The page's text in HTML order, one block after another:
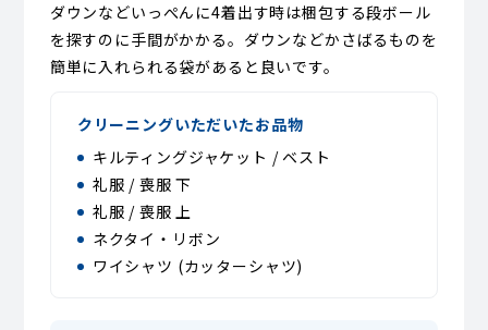
ダウンなどいっぺんに4着出す時は梱包する段ボール
を探すのに手間がかかる。ダウンなどかさばるものを
簡単に入れられる袋があると良いです。
クリーニングいただいたお品物
キルティングジャケット / ベスト
礼服 / 喪服 下
礼服 / 喪服 上
ネクタイ・リボン
ワイシャツ (カッターシャツ)